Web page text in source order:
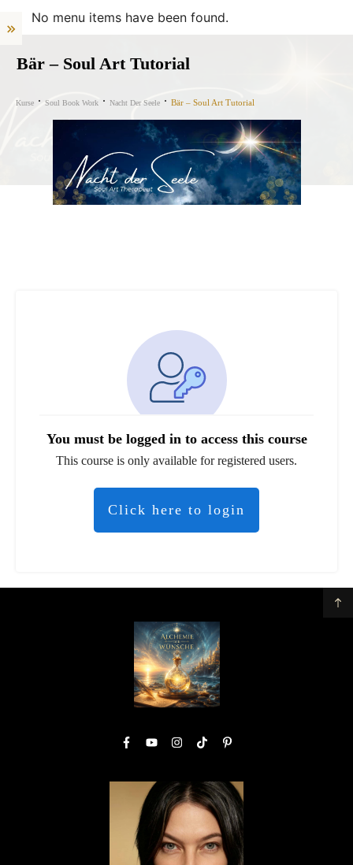
No menu items have been found.
Bär – Soul Art Tutorial
Kurse Soul Book Work Nacht Der Seele Bär – Soul Art Tutorial
You must be logged in to access this course
This course is only available for registered users.
Click here to login